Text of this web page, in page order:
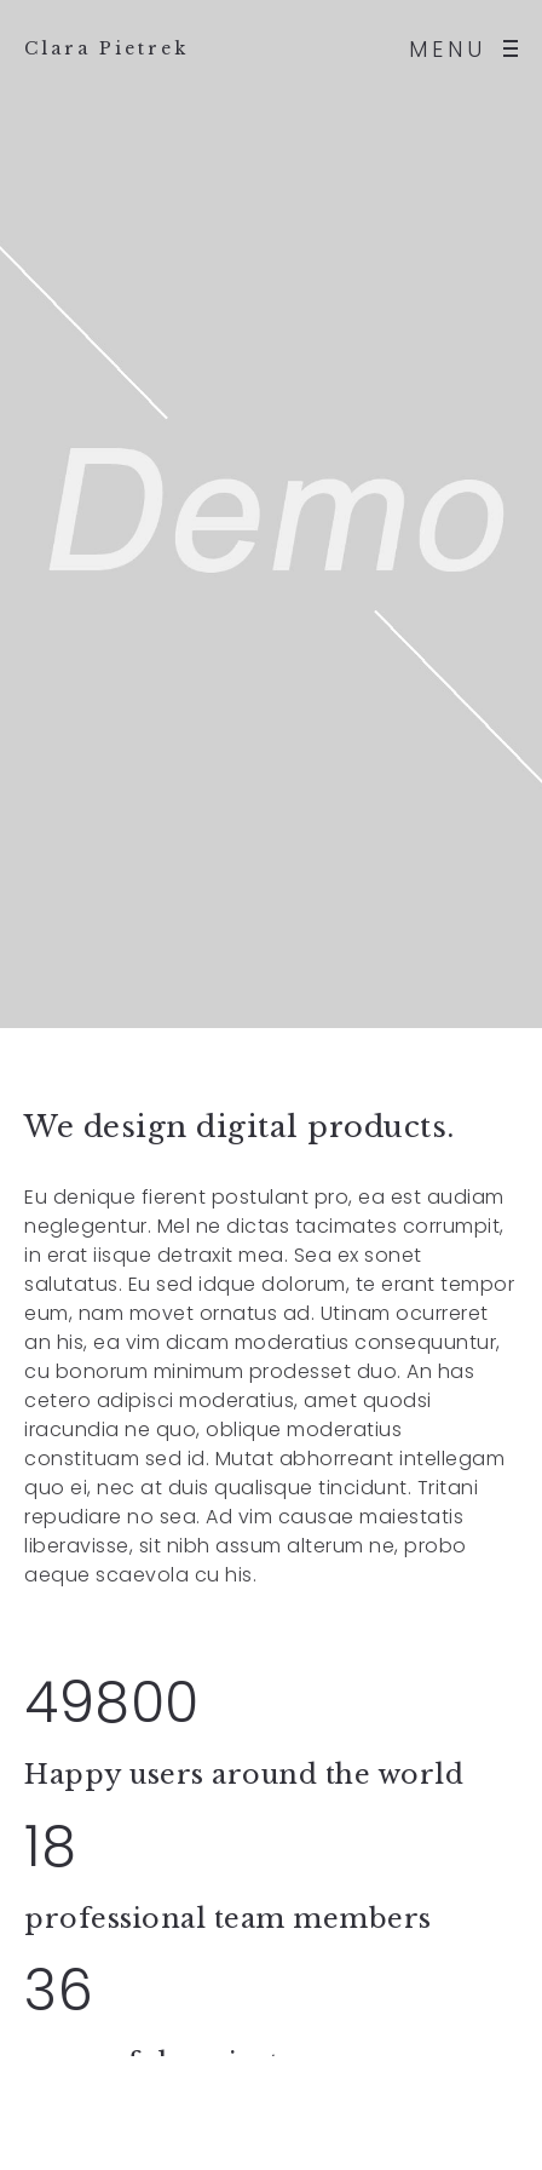
MENU
Clara Pietrek
We design digital products.
Eu denique fierent postulant pro, ea est audiam
neglegentur. Mel ne dictas tacimates corrumpit,
in erat iisque detraxit mea. Sea ex sonet
salutatus. Eu sed idque dolorum, te erant tempor
eum, nam movet ornatus ad. Utinam ocurreret
an his, ea vim dicam moderatius consequuntur,
cu bonorum minimum prodesset duo. An has
cetero adipisci moderatius, amet quodsi
iracundia ne quo, oblique moderatius
constituam sed id. Mutat abhorreant intellegam
quo ei, nec at duis qualisque tincidunt. Tritani
repudiare no sea. Ad vim causae maiestatis
liberavisse, sit nibh assum alterum ne, probo
aeque scaevola cu his.
49800
Happy users around the world
18
professional team members
36
successful projects